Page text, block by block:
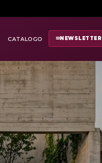
CATALOGO ✉NEWSLETTER